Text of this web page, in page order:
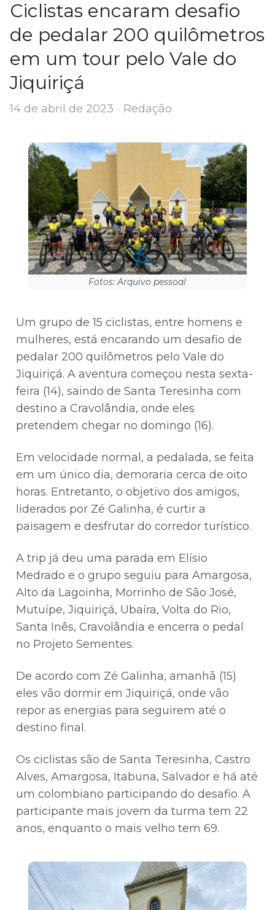
Ciclistas encaram desafio
de pedalar 200 quilômetros
em um tour pelo Vale do
Jiquiriçá
14 de abril de 2023 Author
Redação
Fotos: Arquivo pessoal
Um grupo de 15 ciclistas, entre homens e
mulheres, está encarando um desafio de
pedalar 200 quilômetros pelo Vale do
Jiquiriçá. A aventura começou nesta sexta-
feira (14), saindo de Santa Teresinha com
destino a Cravolândia, onde eles
pretendem chegar no domingo (16).
Em velocidade normal, a pedalada, se feita
em um único dia, demoraria cerca de oito
horas. Entretanto, o objetivo dos amigos,
liderados por Zé Galinha, é curtir a
paisagem e desfrutar do corredor turístico.
A trip já deu uma parada em Elísio
Medrado e o grupo seguiu para Amargosa,
Alto da Lagoinha, Morrinho de São José,
Mutuípe, Jiquiriçá, Ubaíra, Volta do Rio,
Santa Inês, Cravolândia e encerra o pedal
no Projeto Sementes.
De acordo com Zé Galinha, amanhã (15)
eles vão dormir em Jiquiriçá, onde vão
repor as energias para seguirem até o
destino final.
Os ciclistas são de Santa Teresinha, Castro
Alves, Amargosa, Itabuna, Salvador e há até
um colombiano participando do desafio. A
participante mais jovem da turma tem 22
anos, enquanto o mais velho tem 69.